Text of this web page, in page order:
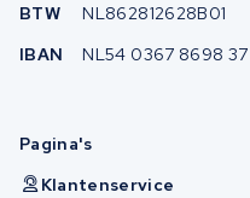
BTW
NL862812628B01
IBAN
NL54 0367 8698 37
Pagina's
Klantenservice